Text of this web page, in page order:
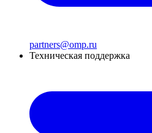
partners@omp.ru
Техническая поддержка